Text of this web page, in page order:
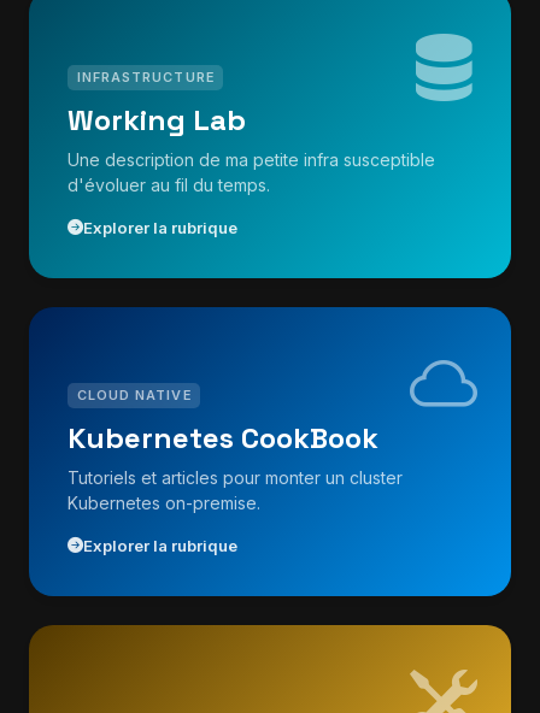
INFRASTRUCTURE
Working Lab
Une description de ma petite infra susceptible
d'évoluer au fil du temps.
Explorer la rubrique
CLOUD NATIVE
Kubernetes CookBook
Tutoriels et articles pour monter un cluster
Kubernetes on-premise.
Explorer la rubrique